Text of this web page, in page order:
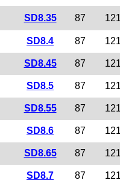
SD8.35 87
SD8.4 87
SD8.45 87
SD8.5 87
SD8.55 87
SD8.6 87
SD8.65 87
SD8.7 87